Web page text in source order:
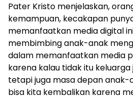
Pater Kristo menjelaskan,
kemampuan, kecakapan
memanfaatkan media digital
membimbing anak-anak
dalam memanfaatkan media
karena kalau tidak itu
tetapi juga masa depan anak-
bisa kita kembalikan karena